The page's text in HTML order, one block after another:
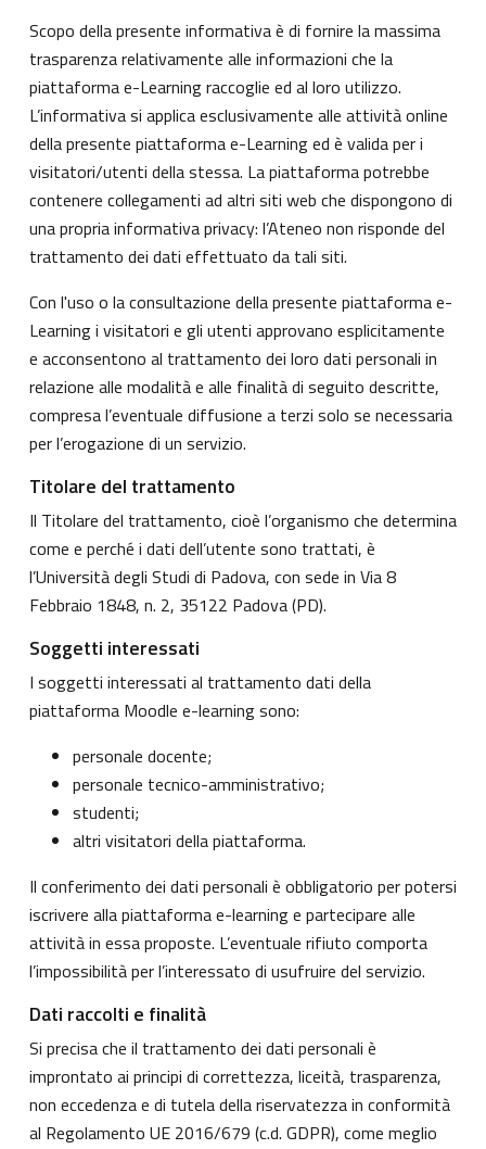
Scopo della presente informativa è di fornire la massima
trasparenza relativamente alle informazioni che la
piattaforma e-Learning raccoglie ed al loro utilizzo.
L’informativa si applica esclusivamente alle attività online
della presente piattaforma e-Learning ed è valida per i
visitatori/utenti della stessa. La piattaforma potrebbe
contenere collegamenti ad altri siti web che dispongono di
una propria informativa privacy: l’Ateneo non risponde del
trattamento dei dati effettuato da tali siti.
Con l'uso o la consultazione della presente piattaforma e-
Learning i visitatori e gli utenti approvano esplicitamente
e acconsentono al trattamento dei loro dati personali in
relazione alle modalità e alle finalità di seguito descritte,
compresa l’eventuale diffusione a terzi solo se necessaria
per l’erogazione di un servizio.
Titolare del trattamento
Il Titolare del trattamento, cioè l’organismo che determina
come e perché i dati dell’utente sono trattati, è
l’Università degli Studi di Padova, con sede in Via 8
Febbraio 1848, n. 2, 35122 Padova (PD).
Soggetti interessati
I soggetti interessati al trattamento dati della
piattaforma Moodle e-learning sono:
personale docente;
personale tecnico-amministrativo;
studenti;
altri visitatori della piattaforma.
Il conferimento dei dati personali è obbligatorio per potersi
iscrivere alla piattaforma e-learning e partecipare alle
attività in essa proposte. L’eventuale rifiuto comporta
l’impossibilità per l’interessato di usufruire del servizio.
Dati raccolti e finalità
Si precisa che il trattamento dei dati personali è
improntato ai principi di correttezza, liceità, trasparenza,
non eccedenza e di tutela della riservatezza in conformità
al Regolamento UE 2016/679 (c.d. GDPR), come meglio